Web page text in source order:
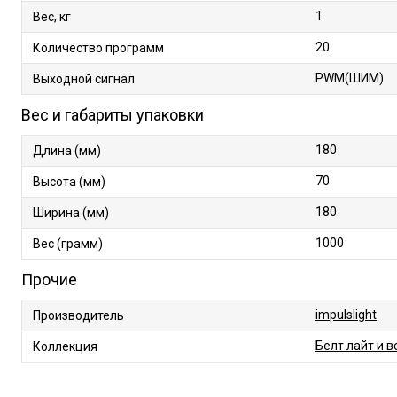
Вес, кг 1
Количество программ 20
Выходной сигнал PWM(ШИМ)
Вес и габариты упаковки
Длина (мм) 180
Высота (мм) 70
Ширина (мм) 180
Вес (грамм) 1000
Прочие
Производитель impulslight
Коллекция Белт лайт и